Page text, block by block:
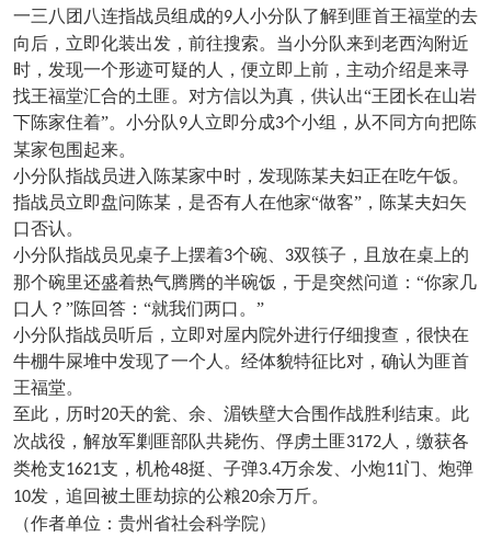
一三八团八连指战员组成的9 人小分队了解到匪首王福堂的去
向后，立即化装出发，前往搜索。当小分队来到老西沟附近
时，发现一个形迹可疑的人，便立即上前，主动介绍是来寻
找王福堂汇合的土匪。对方信以为真，供认出“王团长在山岩
下陈家住着”。小分队9 人立即分成3个小组，从不同方向把陈
某家包围起来。
小分队指战员进入陈某家中时，发现陈某夫妇正在吃午饭。
指战员立即盘问陈某，是否有人在他家“做客”，陈某夫妇矢
口否认。
小分队指战员见桌子上摆着3个碗、 3双筷子，且放在桌上的
那个碗里还盛着热气腾腾的半碗饭，于是突然问道：“你家几
口人？”陈回答：“就我们两口。”
小分队指战员听后，立即对屋内院外进行仔细搜查，很快在
牛棚牛屎堆中发现了一个人。经体貌特征比对，确认为匪首
王福堂。
至此，历时20天的瓮、余、湄铁壁大合围作战胜利结束。此
次战役，解放军剿匪部队共毙伤、俘虏土匪3172 人，缴获各
类枪支1621支，机枪48挺、子弹3.4万余发、小炮11门、炮弹
10发，追回被土匪劫掠的公粮20余万斤。
（作者单位：贵州省社会科学院）